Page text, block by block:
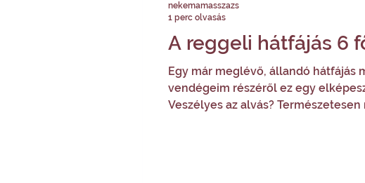
A reggeli hátfájás 6
Egy már meglévő, állandó hátfájás
vendégeim részéről ez egy
Veszélyes az alvás?
nekemamasszazs
1 perc olvasás